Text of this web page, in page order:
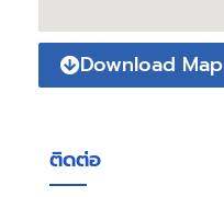
Download Map
ติดต่อ